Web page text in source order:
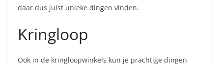
daar dus juist unieke dingen vinden.
Kringloop
Ook in de kringloopwinkels kun je prachtige dingen